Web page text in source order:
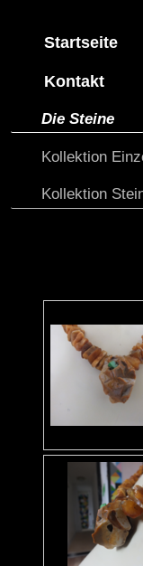
Startseite
Kontakt
Die Steine
Kollektion
Kollektion